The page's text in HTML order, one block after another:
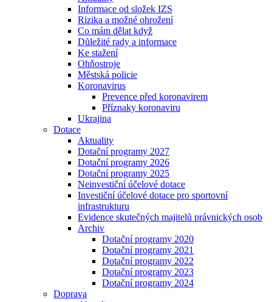
Informace od složek IZS
Rizika a možné ohrožení
Co mám dělat když
Důležité rady a informace
Ke stažení
Ohňostroje
Městská policie
Koronavirus
Prevence před koronavirem
Příznaky koronaviru
Ukrajina
Dotace
Aktuality
Dotační programy 2027
Dotační programy 2026
Dotační programy 2025
Neinvestiční účelové dotace
Investiční účelové dotace pro sportovní
infrastrukturu
Evidence skutečných majitelů právnických osob
Archiv
Dotační programy 2020
Dotační programy 2021
Dotační programy 2022
Dotační programy 2023
Dotační programy 2024
Doprava